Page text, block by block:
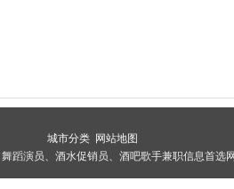
城市分类 网站地图
演员、酒水促销员、酒吧歌手兼职信息首选